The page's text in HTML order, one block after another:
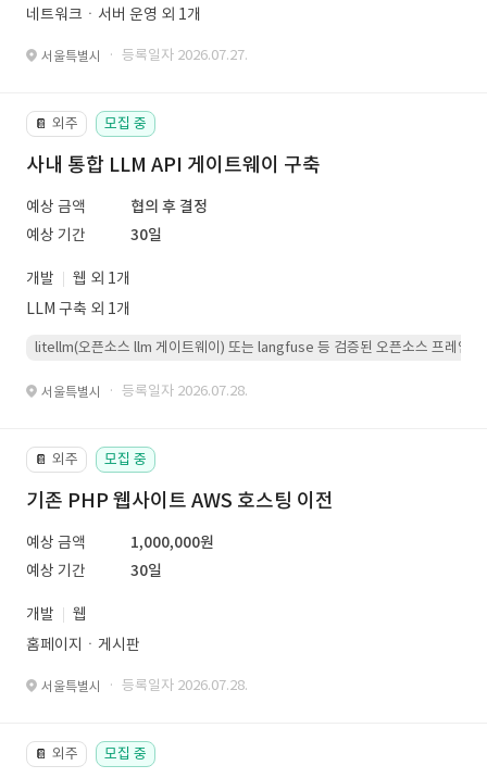
네트워크ㆍ서버 운영 외 1개
서울특별시 · 등록일자 2026.07.27.
📔 외주 모집 중
사내 통합 LLM API 게이트웨이 구축
예상 금액
협의 후 결정
예상 기간
30일
개발
웹 외 1개
LLM 구축 외 1개
litellm(오픈소스 llm 게이트웨이) 또는 langfuse 등 검증된 오픈소스 프레임워
서울특별시 · 등록일자 2026.07.28.
📔 외주 모집 중
기존 PHP 웹사이트 AWS 호스팅 이전
예상 금액
1,000,000원
예상 기간
30일
개발
웹
홈페이지ㆍ게시판
서울특별시 · 등록일자 2026.07.28.
📔 외주 모집 중